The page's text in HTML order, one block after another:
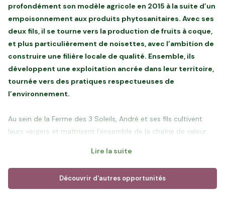
profondément son modèle agricole en 2015 à la suite d’un
empoisonnement aux produits phytosanitaires. Avec ses
deux fils, il se tourne vers la production de fruits à coque,
et plus particulièrement de noisettes, avec l’ambition de
construire une filière locale de qualité. Ensemble, ils
développent une exploitation ancrée dans leur territoire,
tournée vers des pratiques respectueuses de
l’environnement.
Au sein de la Ferme des 3 Soleils, André et ses fils cultivent
leurs vergers et maîtrisent l’ensemble de la chaîne de valeur,
laboratoire. Ils proposent des fruits à coque sous différentes
formes : huiles culinaires et cosmétiques, pâte à tartiner,
praliné, ou encore chouchous. Cette approche leur permet de
Lire la suite
Découvrir d'autres opportunités